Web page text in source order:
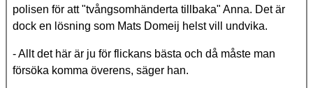
polisen för att "tvångsomhänderta tillbaka" Anna. Det är
dock en lösning som Mats Domeij helst vill undvika.
- Allt det här är ju för flickans bästa och då måste man
försöka komma överens, säger han.